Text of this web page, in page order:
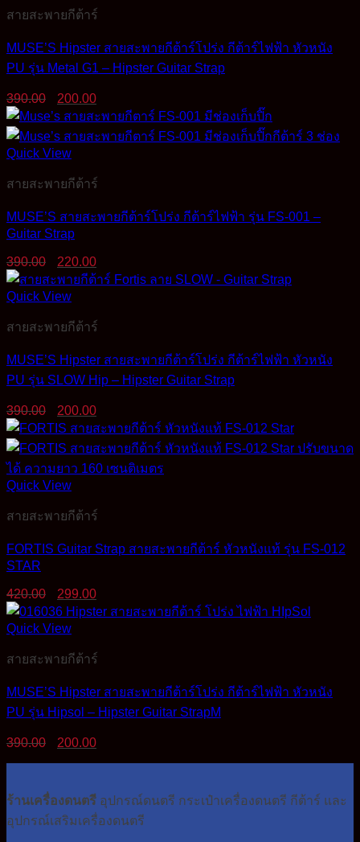
สายสะพายกีต้าร์
MUSE’S Hipster สายสะพายกีต้าร์โปร่ง กีต้าร์ไฟฟ้า หัวหนัง
PU รุ่น Metal G1 – Hipster Guitar Strap
390.00
Original
price
was:
390.00฿.
200.00
price
is:
200.00฿.
Quick View
สายสะพายกีต้าร์
MUSE’S สายสะพายกีต้าร์โปร่ง กีต้าร์ไฟฟ้า รุ่น FS-001 –
Guitar Strap
390.00
Original
price
was:
390.00฿.
220.00
price
is:
Quick View
สายสะพายกีต้าร์
MUSE’S Hipster สายสะพายกีต้าร์โปร่ง กีต้าร์ไฟฟ้า หัวหนัง
PU รุ่น SLOW Hip – Hipster Guitar Strap
390.00
Original
price
was:
390.00฿.
200.00
price
is:
200.00฿.
Quick View
สายสะพายกีต้าร์
FORTIS Guitar Strap สายสะพายกีต้าร์ หัวหนังแท้ รุ่น FS-012
STAR
420.00
Original
price
was:
420.00฿.
299.00
price
is:
Quick View
สายสะพายกีต้าร์
MUSE’S Hipster สายสะพายกีต้าร์โปร่ง กีต้าร์ไฟฟ้า หัวหนัง
PU รุ่น Hipsol – Hipster Guitar StrapM
390.00
Original
200.00
ร้านเครื่องดนตรี อุปกรณ์ดนตรี กระเป๋าเครื่องดนตรี กีต้าร์ และ
อุปกรณ์เสริมเครื่องดนตรี